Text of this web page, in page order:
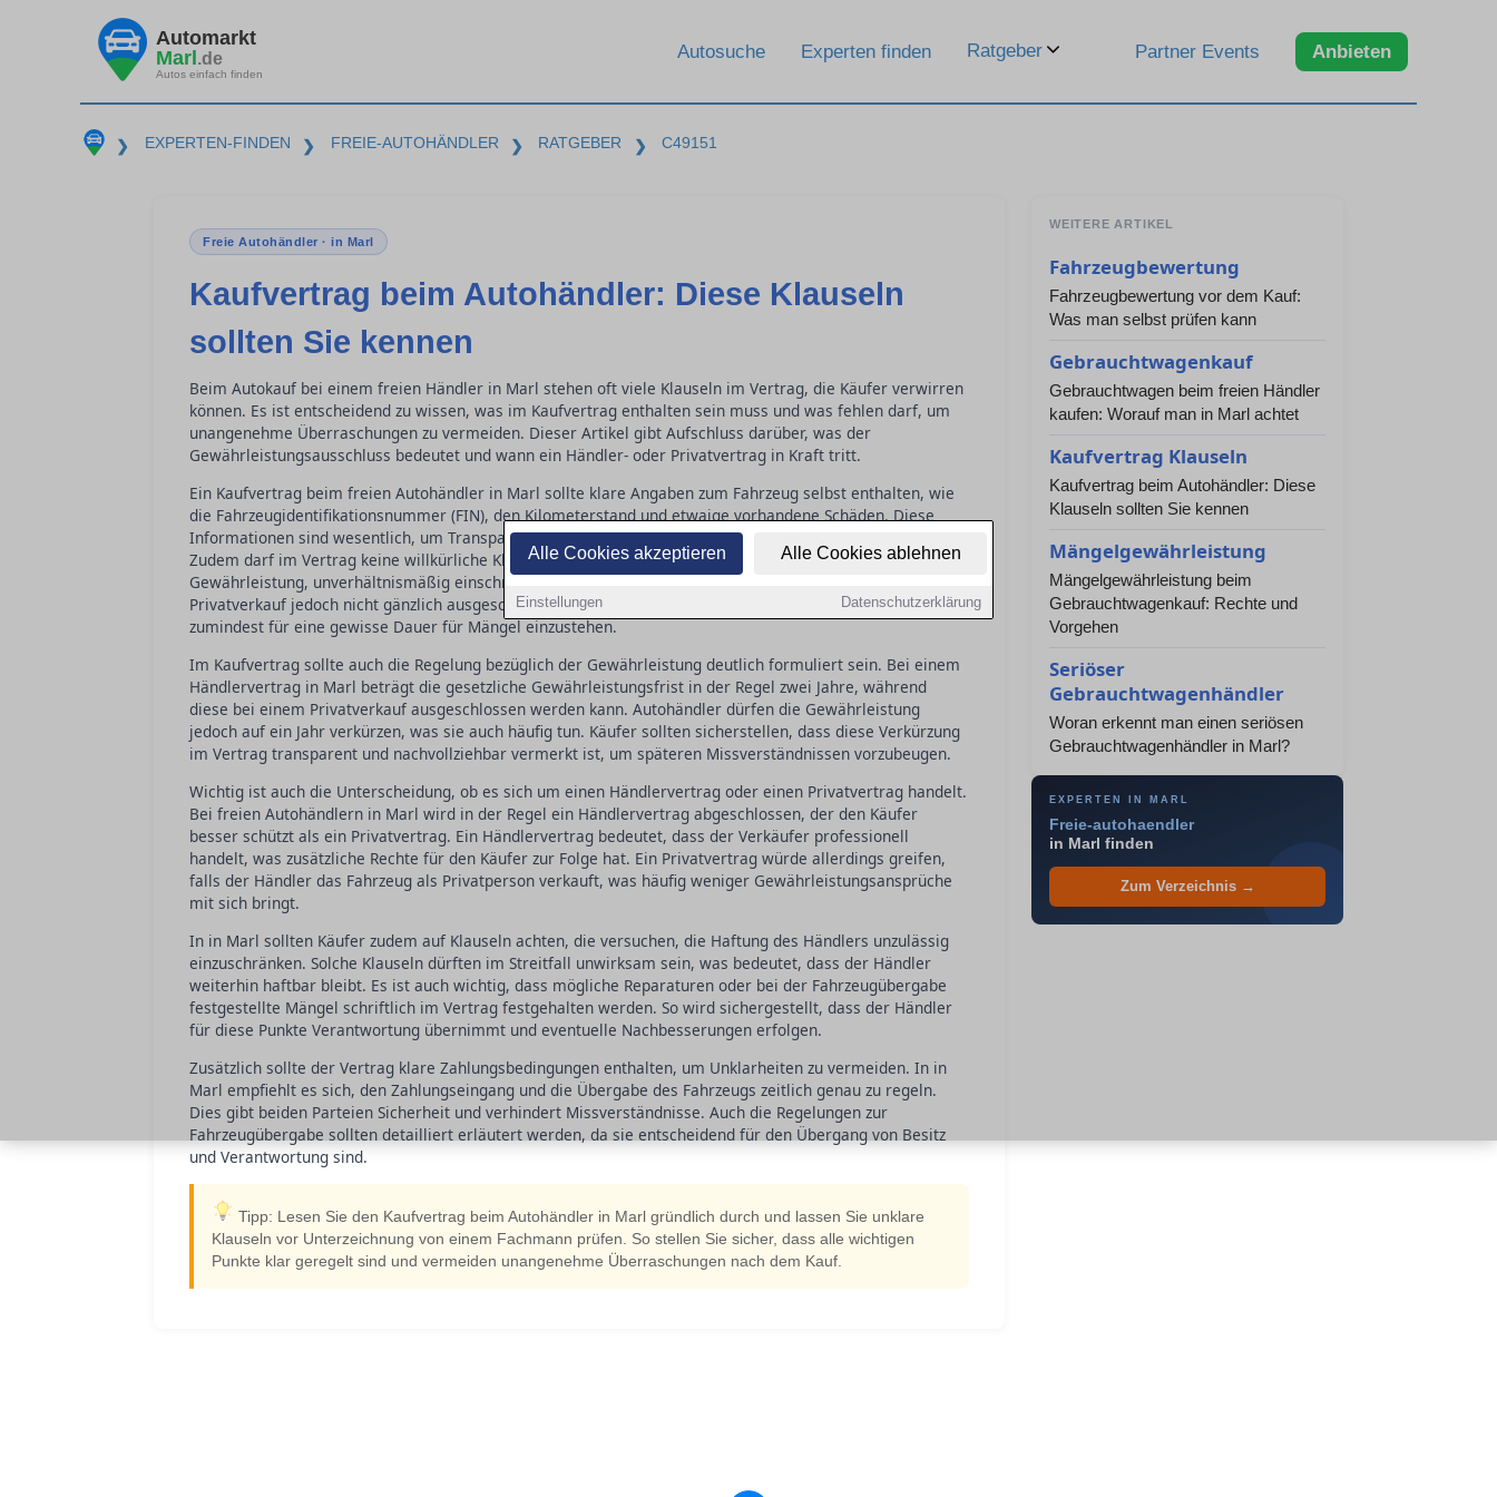
Alle Cookies akzeptieren Alle Cookies ablehnen
Einstellungen Datenschutzerklärung
Automarkt
Marl.de
Autos einfach finden
Autosuche Experten finden Ratgeber Partner Events Anbieten
❯ EXPERTEN-FINDEN ❯ FREIE-AUTOHÄNDLER ❯ RATGEBER ❯ C49151
Freie Autohändler · in Marl
Kaufvertrag beim Autohändler: Diese Klauseln
sollten Sie kennen
Beim Autokauf bei einem freien Händler in Marl stehen oft viele Klauseln im Vertrag, die Käufer verwirren
können. Es ist entscheidend zu wissen, was im Kaufvertrag enthalten sein muss und was fehlen darf, um
unangenehme Überraschungen zu vermeiden. Dieser Artikel gibt Aufschluss darüber, was der
Gewährleistungsausschluss bedeutet und wann ein Händler- oder Privatvertrag in Kraft tritt.
Ein Kaufvertrag beim freien Autohändler in Marl sollte klare Angaben zum Fahrzeug selbst enthalten, wie
die Fahrzeugidentifikationsnummer (FIN), den Kilometerstand und etwaige vorhandene Schäden. Diese
Informationen sind wesentlich, um Transparenz zu gewährleisten und spätere Streitigkeiten zu vermeiden.
Zudem darf im Vertrag keine willkürliche Klausel stehen, die grundlegende Verbraucherrechte, wie die
Gewährleistung, unverhältnismäßig einschränkt. Diese Gewährleistung kann im Gegensatz zu einem
Privatverkauf jedoch nicht gänzlich ausgeschlossen werden, was den Händler in Marl verpflichtet,
zumindest für eine gewisse Dauer für Mängel einzustehen.
Im Kaufvertrag sollte auch die Regelung bezüglich der Gewährleistung deutlich formuliert sein. Bei einem
Händlervertrag in Marl beträgt die gesetzliche Gewährleistungsfrist in der Regel zwei Jahre, während
diese bei einem Privatverkauf ausgeschlossen werden kann. Autohändler dürfen die Gewährleistung
jedoch auf ein Jahr verkürzen, was sie auch häufig tun. Käufer sollten sicherstellen, dass diese Verkürzung
im Vertrag transparent und nachvollziehbar vermerkt ist, um späteren Missverständnissen vorzubeugen.
Wichtig ist auch die Unterscheidung, ob es sich um einen Händlervertrag oder einen Privatvertrag handelt.
Bei freien Autohändlern in Marl wird in der Regel ein Händlervertrag abgeschlossen, der den Käufer
besser schützt als ein Privatvertrag. Ein Händlervertrag bedeutet, dass der Verkäufer professionell
handelt, was zusätzliche Rechte für den Käufer zur Folge hat. Ein Privatvertrag würde allerdings greifen,
falls der Händler das Fahrzeug als Privatperson verkauft, was häufig weniger Gewährleistungsansprüche
mit sich bringt.
In in Marl sollten Käufer zudem auf Klauseln achten, die versuchen, die Haftung des Händlers unzulässig
einzuschränken. Solche Klauseln dürften im Streitfall unwirksam sein, was bedeutet, dass der Händler
weiterhin haftbar bleibt. Es ist auch wichtig, dass mögliche Reparaturen oder bei der Fahrzeugübergabe
festgestellte Mängel schriftlich im Vertrag festgehalten werden. So wird sichergestellt, dass der Händler
für diese Punkte Verantwortung übernimmt und eventuelle Nachbesserungen erfolgen.
Zusätzlich sollte der Vertrag klare Zahlungsbedingungen enthalten, um Unklarheiten zu vermeiden. In in
Marl empfiehlt es sich, den Zahlungseingang und die Übergabe des Fahrzeugs zeitlich genau zu regeln.
Dies gibt beiden Parteien Sicherheit und verhindert Missverständnisse. Auch die Regelungen zur
Fahrzeugübergabe sollten detailliert erläutert werden, da sie entscheidend für den Übergang von Besitz
und Verantwortung sind.
Tipp: Lesen Sie den Kaufvertrag beim Autohändler in Marl gründlich durch und lassen Sie unklare
Klauseln vor Unterzeichnung von einem Fachmann prüfen. So stellen Sie sicher, dass alle wichtigen
Punkte klar geregelt sind und vermeiden unangenehme Überraschungen nach dem Kauf.
WEITERE ARTIKEL
Fahrzeugbewertung
Fahrzeugbewertung vor dem Kauf:
Was man selbst prüfen kann
Gebrauchtwagenkauf
Gebrauchtwagen beim freien Händler
kaufen: Worauf man in Marl achtet
Kaufvertrag Klauseln
Kaufvertrag beim Autohändler: Diese
Klauseln sollten Sie kennen
Mängelgewährleistung
Mängelgewährleistung beim
Gebrauchtwagenkauf: Rechte und
Vorgehen
Seriöser
Gebrauchtwagenhändler
Woran erkennt man einen seriösen
Gebrauchtwagenhändler in Marl?
EXPERTEN IN MARL
Freie-autohaendler
in Marl finden
Zum Verzeichnis →